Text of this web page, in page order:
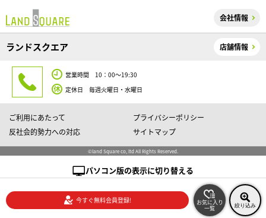
会社情報
ランドスクエア 店舗情報
営業時間 10：00～19:30
定休日 毎週火曜日・水曜日
ご利用にあたって
プライバシーポリシー
反社会的勢力への対応
サイトマップ
©land Square co, ltd All Rights Reserved.
パソコン版の表示に切り替える
今すぐ無料会員登録! お気に入り
一覧 絞り込み